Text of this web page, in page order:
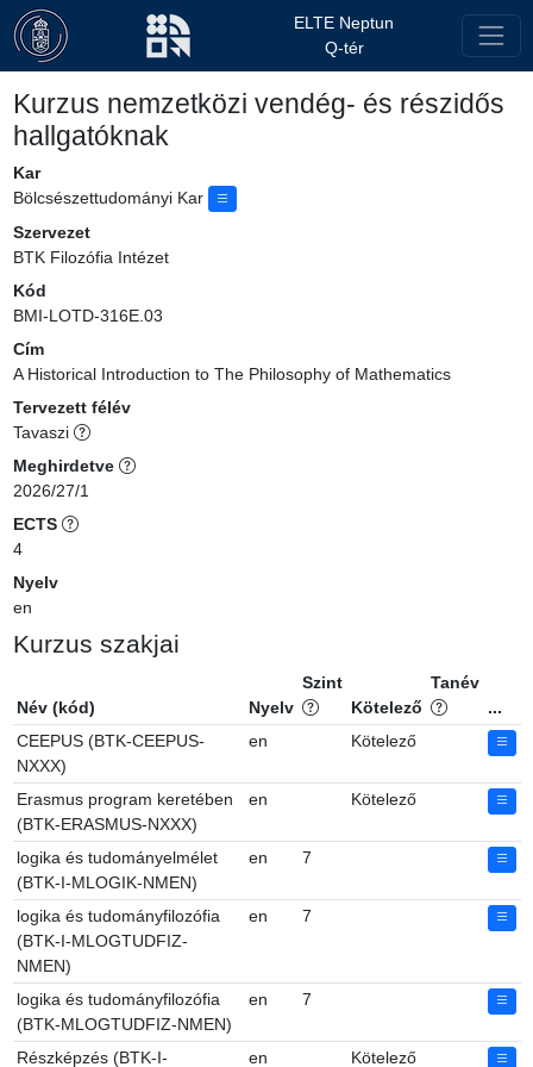
ELTE Neptun
Q-tér
Kurzus nemzetközi vendég- és részidős
hallgatóknak
Kar
Bölcsészettudományi Kar
Szervezet
BTK Filozófia Intézet
Kód
BMI-LOTD-316E.03
Cím
A Historical Introduction to The Philosophy of Mathematics
Tervezett félév
Tavaszi
Meghirdetve
2026/27/1
ECTS
4
Nyelv
en
Kurzus szakjai
Név (kód) Nyelv
Szint
Kötelező
Tanév
...
CEEPUS (BTK-CEEPUS-
NXXX)
en Kötelező
Erasmus program keretében
(BTK-ERASMUS-NXXX)
en Kötelező
logika és tudományelmélet
(BTK-I-MLOGIK-NMEN)
en 7
logika és tudományfilozófia
(BTK-I-MLOGTUDFIZ-
NMEN)
en 7
logika és tudományfilozófia
(BTK-MLOGTUDFIZ-NMEN)
en 7
Részképzés (BTK-I- en Kötelező